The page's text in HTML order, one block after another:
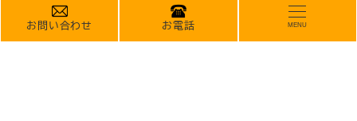
お問い合わせ お電話 MENU